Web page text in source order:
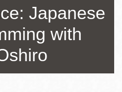
Japanese
with